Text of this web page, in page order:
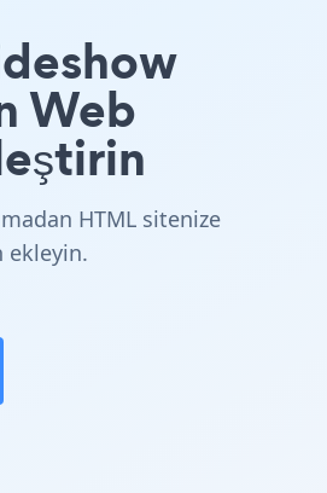
Web
HTML sitenize
ekleyin.